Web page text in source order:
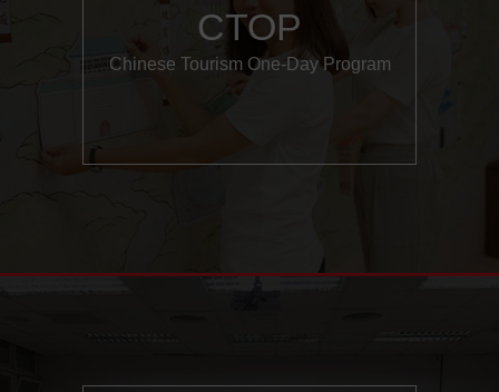
CTOP
Chinese Tourism One-Day Program